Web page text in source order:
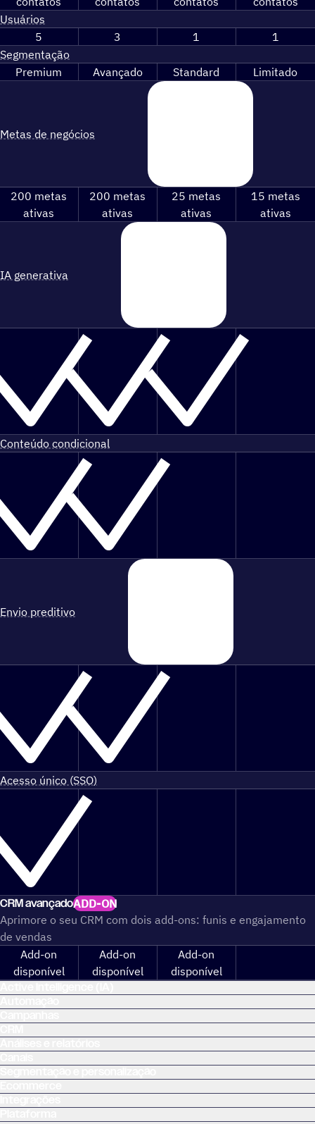
Usuários
5
3 1
1
Segmentação
Premium
Avançado Standard Limitado
Metas de negócios
200 metas
ativas
200 metas
ativas
25 metas
ativas
15 metas
ativas
IA generativa
Conteúdo condicional
Envio preditivo
Acesso único (SSO)
CRM avançadoADD-ON
Aprimore o seu CRM com dois add-ons: funis e engajamento
de vendas
Add-on
disponível
Add-on
disponível
Add-on
disponível